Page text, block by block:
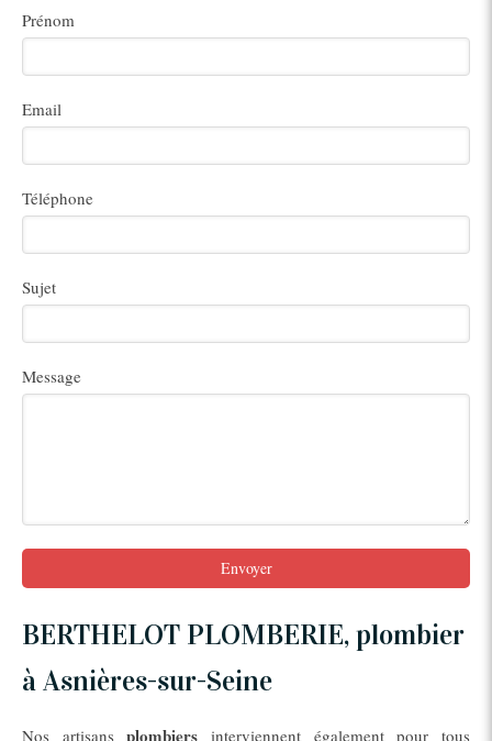
Prénom
Email
Téléphone
Sujet
Message
Envoyer
BERTHELOT PLOMBERIE, plombier
à Asnières-sur-Seine
Nos artisansplombiers interviennent également pour tous